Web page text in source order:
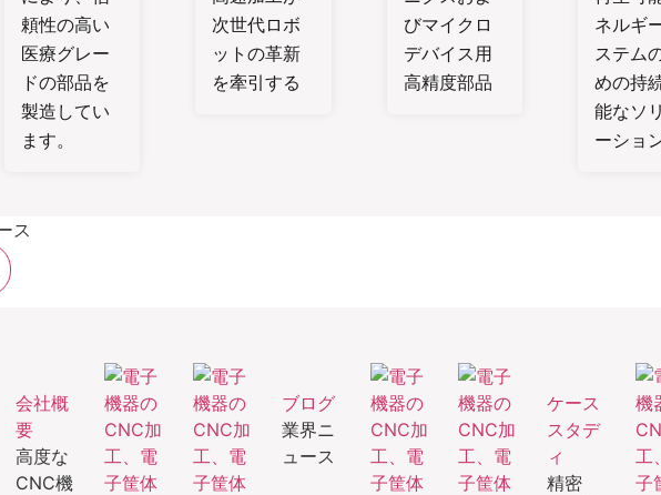
頼性の高い
医療グレー
ドの部品を
製造してい
ます。
次世代ロボ
ットの革新
を牽引する
びマイクロ
デバイス用
高精度部品
ネルギ
ステム
めの持
能なソ
ーショ
ス
会社概
要
高度な
CNC機
ブログ
業界ニ
ュース
ケース
スタデ
ィ
精密